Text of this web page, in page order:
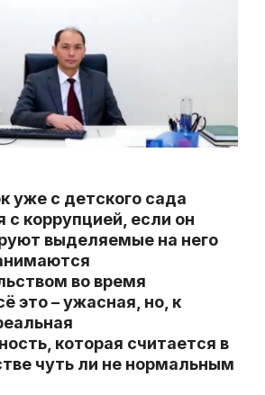
уже с детского сада
с коррупцией, если он
выделяемые на него
во время
это – ужасная, но, к
которая считается в
чуть ли не нормальным